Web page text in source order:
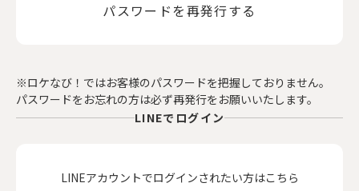
パスワードを再発行する
※ロケなび！ではお客様のパスワードを把握しておりません。
パスワードをお忘れの方は必ず再発行をお願いいたします。
LINEでログイン
LINEアカウントでログインされたい方はこちら